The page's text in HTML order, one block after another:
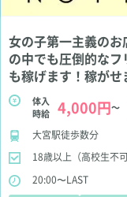
女の子第一主義の
の中でも圧倒的な
も稼げます！稼がせ
体入
時給
4,000円～
大宮駅徒歩数分
18歳以上（高校生不可
20:00〜LAST